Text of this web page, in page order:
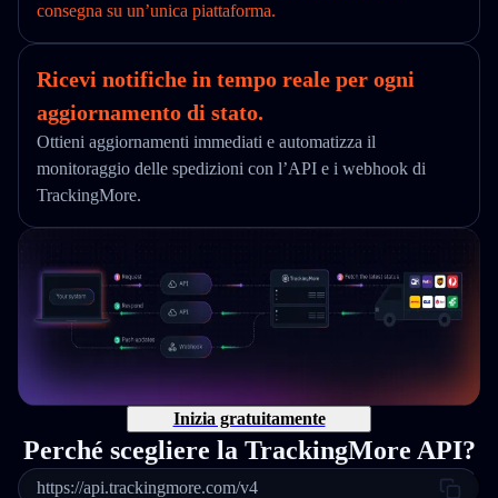
consegna su un’unica piattaforma.
Ricevi notifiche in tempo reale per ogni
aggiornamento di stato.
Ottieni aggiornamenti immediati e automatizza il
monitoraggio delle spedizioni con l’API e i webhook di
TrackingMore.
Inizia gratuitamente
Perché scegliere la TrackingMore API?
https://api.trackingmore.com/v4